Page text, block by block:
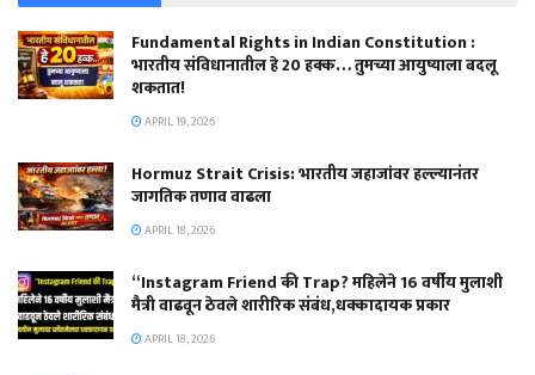
Fundamental Rights in Indian Constitution :
भारतीय संविधानातील हे 20 हक्क… तुमच्या आयुष्याला बदलू
शकतात!
APRIL 19, 2026
Hormuz Strait Crisis: भारतीय जहाजांवर हल्ल्यानंतर
जागतिक तणाव वाढला
APRIL 18, 2026
“Instagram Friend की Trap? महिलेने 16 वर्षीय मुलाशी
मैत्री वाढवून ठेवले शारीरिक संबंध,धक्कादायक प्रकार
APRIL 18, 2026